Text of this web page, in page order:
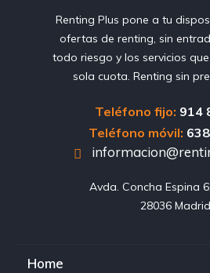
Renting Plus pone a tu
ofertas de renting, sin
todo riesgo y los servicios
sola cuota. Renting sin
Teléfono fijo: 914
Teléfono móvil:
Avda. Concha Espina
28036 Madrid
Home